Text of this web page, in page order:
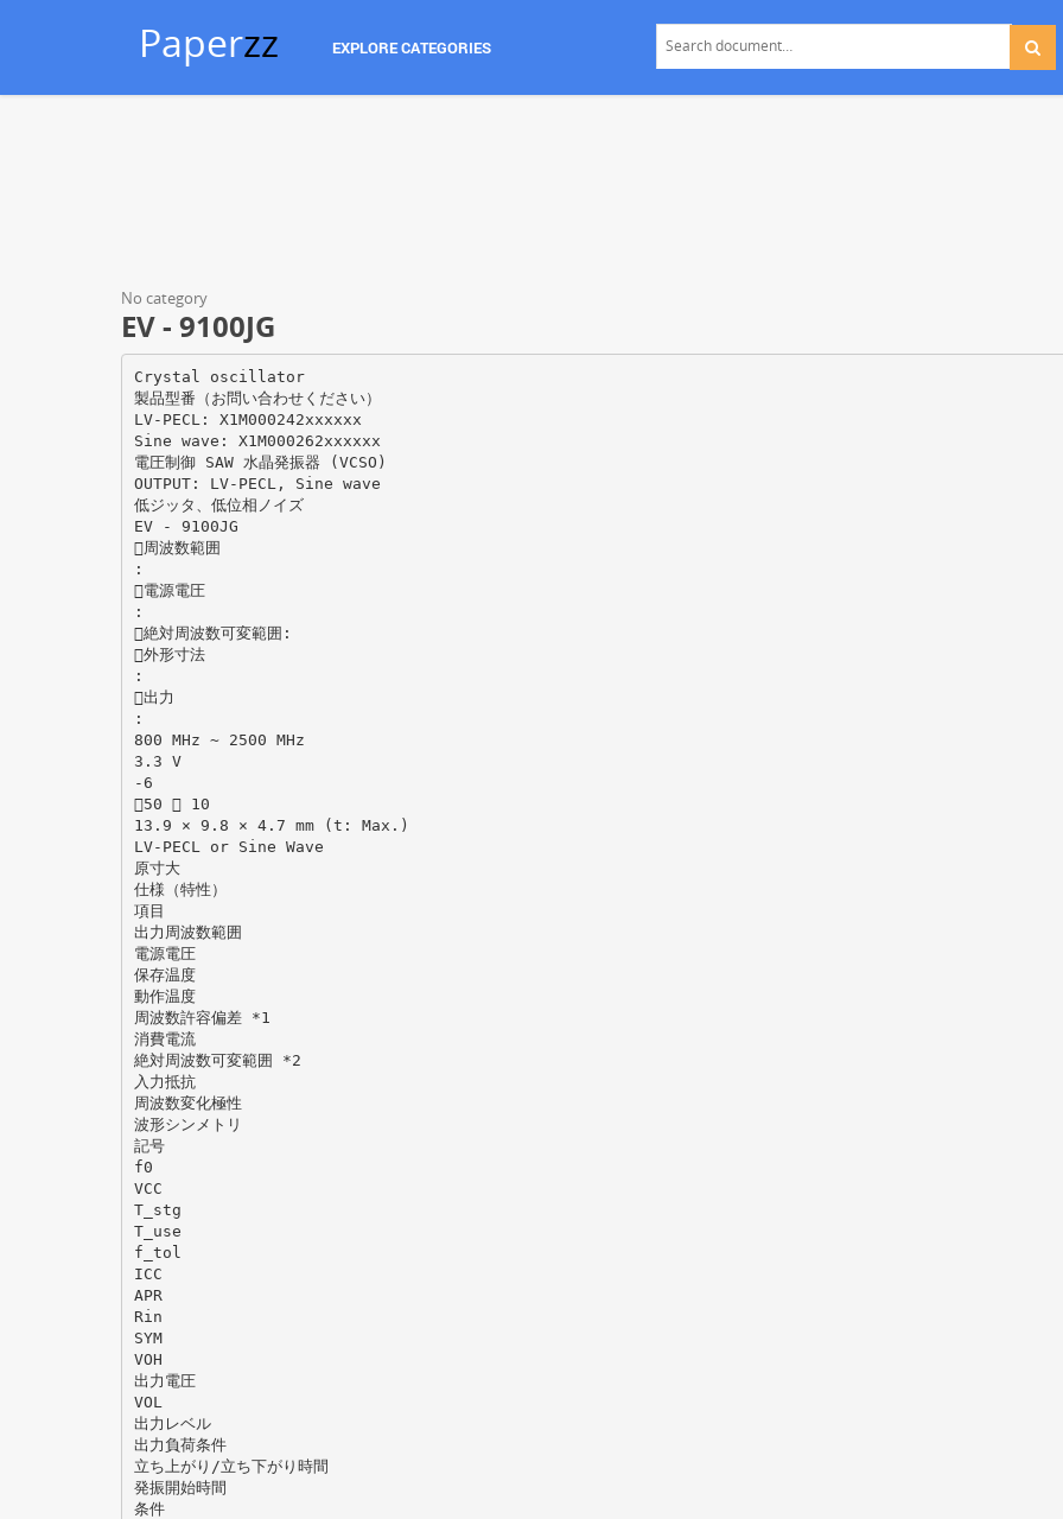
Paperzz EXPLORE CATEGORIES
No category
EV - 9100JG
Crystal oscillator
製品型番（お問い合わせください）
LV-PECL: X1M000242xxxxxx
Sine wave: X1M000262xxxxxx
電圧制御 SAW 水晶発振器 (VCSO)
OUTPUT: LV-PECL, Sine wave
低ジッタ、低位相ノイズ
EV - 9100JG
周波数範囲
:
電源電圧
:
絶対周波数可変範囲:
外形寸法
:
出力
:
800 MHz ~ 2500 MHz
3.3 V
-6
50  10
13.9 × 9.8 × 4.7 mm (t: Max.)
LV-PECL or Sine Wave
原寸大
仕様（特性）
項目
出力周波数範囲
電源電圧
保存温度
動作温度
周波数許容偏差 *1
消費電流
絶対周波数可変範囲 *2
入力抵抗
周波数変化極性
波形シンメトリ
記号
f0
VCC
T_stg
T_use
f_tol
ICC
APR
Rin
SYM
VOH
出力電圧
VOL
出力レベル
出力負荷条件
立ち上がり/立ち下がり時間
発振開始時間
条件